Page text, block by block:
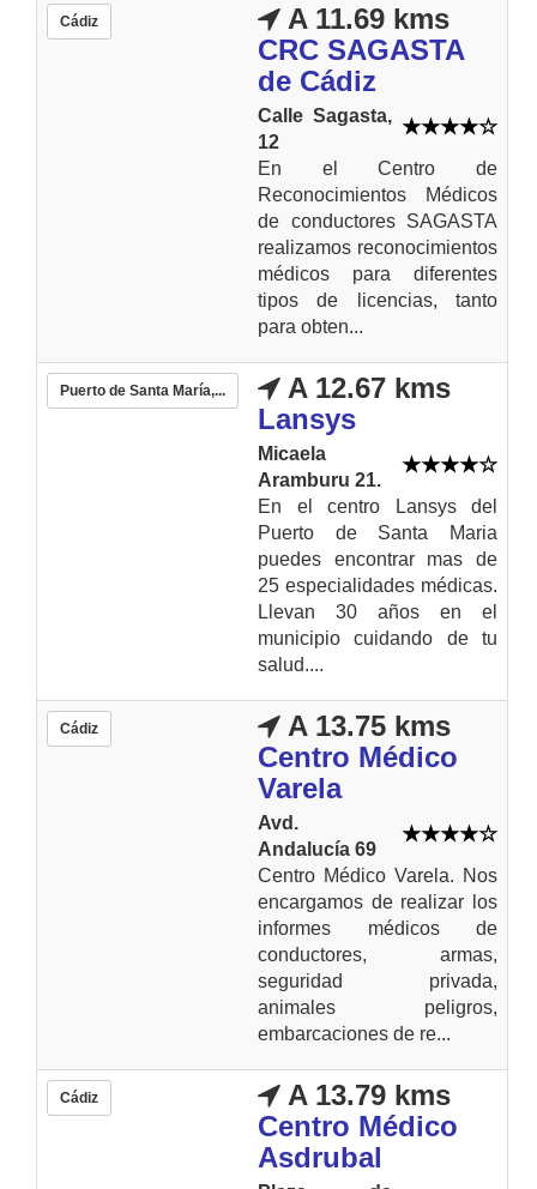
Cádiz
A 11.69 kms
CRC SAGASTA
de Cádiz
Calle Sagasta,
12
En el Centro de
Reconocimientos Médicos
de conductores SAGASTA
realizamos reconocimientos
médicos para diferentes
tipos de licencias, tanto
para obten...
Puerto de Santa María,...
A 12.67 kms
Lansys
Micaela
Aramburu 21.
En el centro Lansys del
Puerto de Santa Maria
puedes encontrar mas de
25 especialidades médicas.
Llevan 30 años en el
municipio cuidando de tu
salud....
Cádiz
A 13.75 kms
Centro Médico
Varela
Avd.
Andalucía 69
Centro Médico Varela. Nos
encargamos de realizar los
informes médicos de
conductores, armas,
seguridad privada,
animales peligros,
embarcaciones de re...
Cádiz
A 13.79 kms
Centro Médico
Asdrubal